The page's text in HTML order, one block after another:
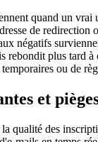
quand un vrai
de redirection
négatifs
rebondit plus tard
ou de
et
qualité des